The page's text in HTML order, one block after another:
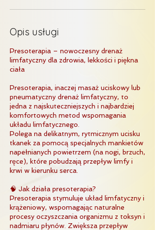
Opis usługi
Presoterapia – nowoczesny drenaż
limfatyczny dla zdrowia, lekkości i piękna
ciała
Presoterapia, inaczej masaż uciskowy lub
pneumatyczny drenaż limfatyczny, to
jedna z najskuteczniejszych i najbardziej
komfortowych metod wspomagania
układu limfatycznego.
Polega na delikatnym, rytmicznym ucisku
tkanek za pomocą specjalnych mankietów
napełnianych powietrzem (na nogi, brzuch,
ręce), które pobudzają przepływ limfy i
krwi w kierunku serca.
🧠 Jak działa presoterapia?
Presoterapia stymuluje układ limfatyczny i
krążeniowy, wspomagając naturalne
procesy oczyszczania organizmu z toksyn i
nadmiaru płynów. Zwiększa przepływ